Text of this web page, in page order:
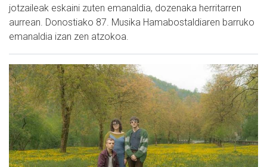
jotzaileak eskaini zuten emanaldia, dozenaka herritarren
aurrean. Donostiako 87. Musika Hamabostaldiaren barruko
emanaldia izan zen atzokoa.